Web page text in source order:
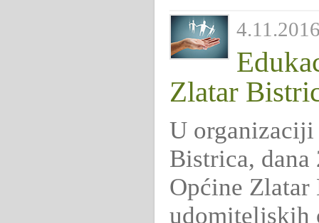
Zlatar
U organizaciji
Bistrica, dana
Općine
udomiteljskih